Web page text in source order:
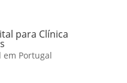
para Clínica
Portugal